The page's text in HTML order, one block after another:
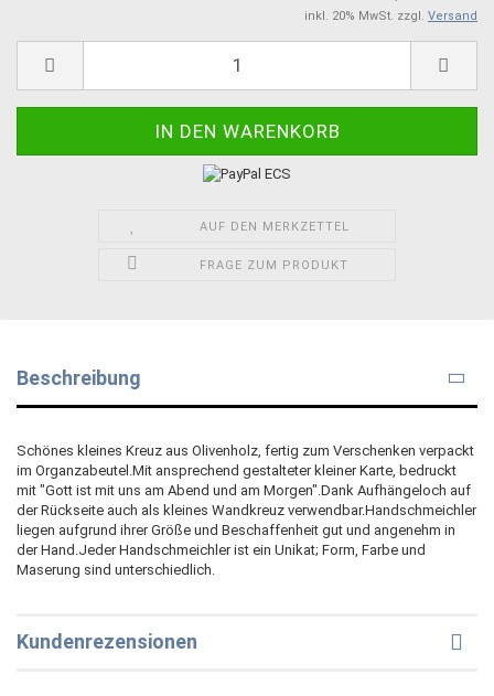
inkl. 20% MwSt. zzgl. Versand
AUF DEN MERKZETTEL
FRAGE ZUM PRODUKT
Beschreibung
Schönes kleines Kreuz aus Olivenholz, fertig zum Verschenken verpackt
im Organzabeutel.Mit ansprechend gestalteter kleiner Karte, bedruckt
mit "Gott ist mit uns am Abend und am Morgen".Dank Aufhängeloch auf
der Rückseite auch als kleines Wandkreuz verwendbar.Handschmeichler
liegen aufgrund ihrer Größe und Beschaffenheit gut und angenehm in
der Hand.Jeder Handschmeichler ist ein Unikat; Form, Farbe und
Maserung sind unterschiedlich.
Kundenrezensionen